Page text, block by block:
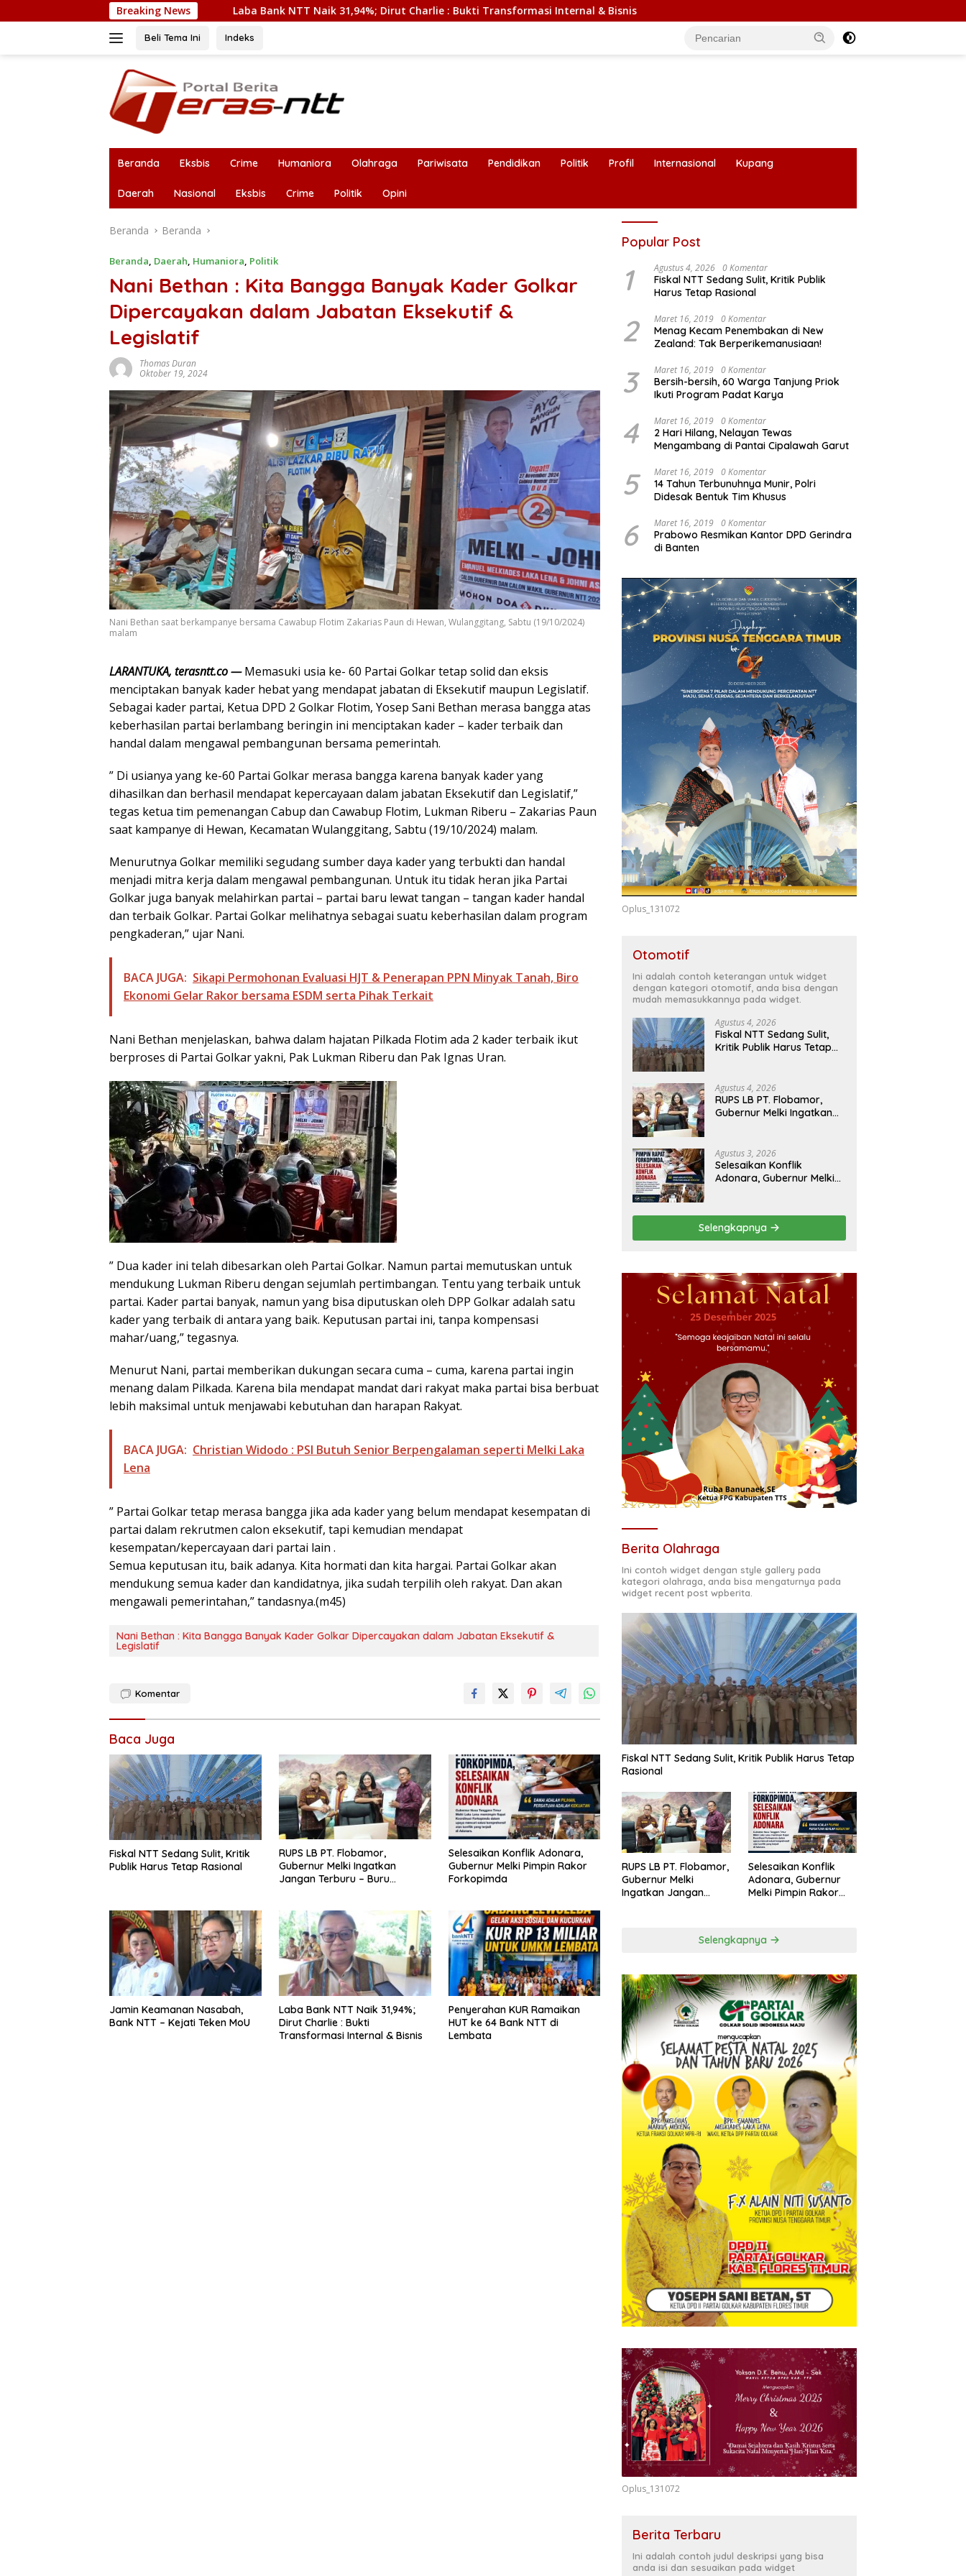
ke
Breaking News
Laba Bank NTT Naik 31,94%; Dirut Charlie : Bukti Transformasi Internal & Bisnis
Beli Tema Ini Indeks
Beranda Eksbis Crime Humaniora Olahraga Pariwisata Pendidikan Politik Profil Internasional Kupang
Daerah Nasional Eksbis Crime Politik Opini
Beranda Beranda
Beranda, Daerah, Humaniora, Politik
Nani Bethan : Kita Bangga Banyak Kader Golkar
Dipercayakan dalam Jabatan Eksekutif &
Legislatif
Thomas Duran
Oktober 19, 2024
Nani Bethan saat berkampanye bersama Cawabup Flotim Zakarias Paun di Hewan, Wulanggitang, Sabtu (19/10/2024)
malam
LARANTUKA, terasntt.co —Memasuki usia ke- 60 Partai Golkar tetap solid dan eksis
menciptakan banyak kader hebat yang mendapat jabatan di Eksekutif maupun Legislatif.
Sebagai kader partai, Ketua DPD 2 Golkar Flotim, Yosep Sani Bethan merasa bangga atas
keberhasilan partai berlambang beringin ini menciptakan kader – kader terbaik dan
handal dalam mengawal pembangunan bersama pemerintah.
” Di usianya yang ke-60 Partai Golkar merasa bangga karena banyak kader yang
dihasilkan dan berhasil mendapat kepercayaan dalam jabatan Eksekutif dan Legislatif,”
tegas ketua tim pemenangan Cabup dan Cawabup Flotim, Lukman Riberu – Zakarias Paun
saat kampanye di Hewan, Kecamatan Wulanggitang, Sabtu (19/10/2024) malam.
Menurutnya Golkar memiliki segudang sumber daya kader yang terbukti dan handal
menjadi mitra kerja dalam mengawal pembangunan. Untuk itu tidak heran jika Partai
Golkar juga banyak melahirkan partai – partai baru lewat tangan – tangan kader handal
dan terbaik Golkar. Partai Golkar melihatnya sebagai suatu keberhasilan dalam program
pengkaderan,” ujar Nani.
BACA JUGA: Sikapi Permohonan Evaluasi HJT & Penerapan PPN Minyak Tanah, Biro
Ekonomi Gelar Rakor bersama ESDM serta Pihak Terkait
Nani Bethan menjelaskan, bahwa dalam hajatan Pilkada Flotim ada 2 kader terbaik ikut
berproses di Partai Golkar yakni, Pak Lukman Riberu dan Pak Ignas Uran.
” Dua kader ini telah dibesarkan oleh Partai Golkar. Namun partai memutuskan untuk
mendukung Lukman Riberu dengan sejumlah pertimbangan. Tentu yang terbaik untuk
partai. Kader partai banyak, namun yang bisa diputuskan oleh DPP Golkar adalah satu
kader yang terbaik di antara yang baik. Keputusan partai ini, tanpa kompensasi
mahar/uang,” tegasnya.
Menurut Nani, partai memberikan dukungan secara cuma – cuma, karena partai ingin
menang dalam Pilkada. Karena bila mendapat mandat dari rakyat maka partai bisa berbuat
lebih maksimal untuk menjawabi kebutuhan dan harapan Rakyat.
BACA JUGA: Christian Widodo : PSI Butuh Senior Berpengalaman seperti Melki Laka
Lena
” Partai Golkar tetap merasa bangga jika ada kader yang belum mendapat kesempatan di
partai dalam rekrutmen calon eksekutif, tapi kemudian mendapat
kesempatan/kepercayaan dari partai lain .
Semua keputusan itu, baik adanya. Kita hormati dan kita hargai. Partai Golkar akan
mendukung semua kader dan kandidatnya, jika sudah terpilih oleh rakyat. Dan akan
mengawali pemerintahan,” tandasnya.(m45)
Nani Bethan : Kita Bangga Banyak Kader Golkar Dipercayakan dalam Jabatan Eksekutif &
Legislatif
Komentar
Baca Juga
Fiskal NTT Sedang Sulit, Kritik
Publik Harus Tetap Rasional
RUPS LB PT. Flobamor,
Gubernur Melki Ingatkan
Jangan Terburu – Buru
Selesaikan Konflik Adonara,
Gubernur Melki Pimpin Rakor
Forkopimda
Jamin Keamanan Nasabah,
Bank NTT – Kejati Teken MoU
Laba Bank NTT Naik 31,94%;
Dirut Charlie : Bukti
Transformasi Internal & Bisnis
Penyerahan KUR Ramaikan
HUT ke 64 Bank NTT di
Lembata
Popular Post
1 Agustus 4, 2026 0 Komentar
Fiskal NTT Sedang Sulit, Kritik Publik
Harus Tetap Rasional
2 Maret 16, 2019 0 Komentar
Menag Kecam Penembakan di New
Zealand: Tak Berperikemanusiaan!
3 Maret 16, 2019 0 Komentar
Bersih-bersih, 60 Warga Tanjung Priok
Ikuti Program Padat Karya
4 Maret 16, 2019 0 Komentar
2 Hari Hilang, Nelayan Tewas
Mengambang di Pantai Cipalawah Garut
5 Maret 16, 2019 0 Komentar
14 Tahun Terbunuhnya Munir, Polri
Didesak Bentuk Tim Khusus
6 Maret 16, 2019 0 Komentar
Prabowo Resmikan Kantor DPD Gerindra
di Banten
Oplus_131072
Otomotif
Ini adalah contoh keterangan untuk widget
dengan kategori otomotif, anda bisa dengan
mudah memasukkannya pada widget.
Agustus 4, 2026
Fiskal NTT Sedang Sulit,
Kritik Publik Harus Tetap
Agustus 4, 2026
RUPS LB PT. Flobamor,
Gubernur Melki Ingatkan
Fondasinya Belum Kuat
Agustus 3, 2026
Selesaikan Konflik
Adonara, Gubernur Melki
Selengkapnya
Berita Olahraga
Ini contoh widget dengan style gallery pada
kategori olahraga, anda bisa mengaturnya pada
widget recent post wpberita.
Fiskal NTT Sedang Sulit, Kritik Publik Harus Tetap
Rasional
RUPS LB PT. Flobamor,
Gubernur Melki
Ingatkan Jangan
Selesaikan Konflik
Adonara, Gubernur
Melki Pimpin Rakor
Selengkapnya
Oplus_131072
Berita Terbaru
Ini adalah contoh judul deskripsi yang bisa
anda isi dan sesuaikan pada widget